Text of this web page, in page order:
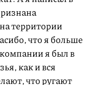
территории
что я больше
я был в
как и вся
что ругают